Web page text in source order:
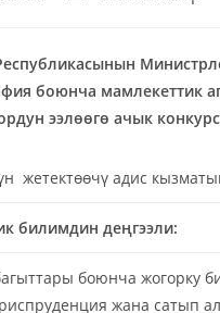
боюнча мамлекеттик
ээлөөгө ачык
жетектөөчү адис
билимдин деңгээли:
боюнча жогорку
жана сатып